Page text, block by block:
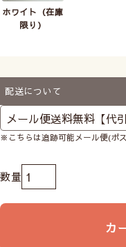
ホワイト（在庫
限り）
配送について
※こちらは追跡可能メール便(ポ
カ